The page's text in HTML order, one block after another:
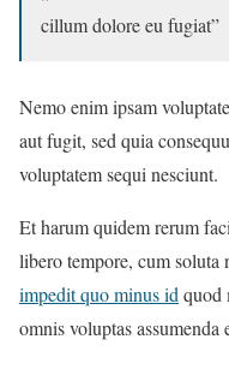
cillum dolore eu fugiat”
Nemo enim ipsam
aut fugit, sed quia
voluptatem sequi nesciunt.
Et harum quidem rerum
libero tempore, cum soluta
impedit quo minus id quod
omnis voluptas